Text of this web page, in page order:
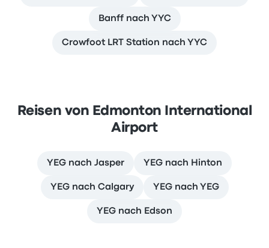
Banff nach YYC
Crowfoot LRT Station nach YYC
Reisen von Edmonton International
Airport
YEG nach Jasper YEG nach Hinton
YEG nach Calgary YEG nach YEG
YEG nach Edson